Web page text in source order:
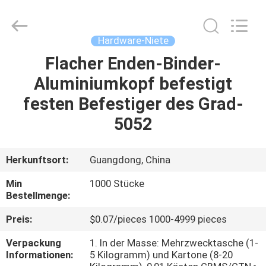
PRODUKTE
UNS
FABRIK-
AUSFLUG
QUALITÄTSKONTROLLE
Hardware-Niete
Flacher Enden-Binder-
Aluminiumkopf befestigt
festen Befestiger des Grad-
5052
Herkunftsort:
Guangdong, China
Min
Bestellmenge:
1000 Stücke
Preis:
$0.07/pieces 1000-4999 pieces
Verpackung
Informationen:
1. In der Masse: Mehrzwecktasche (1-
5 Kilogramm) und Kartone (8-20